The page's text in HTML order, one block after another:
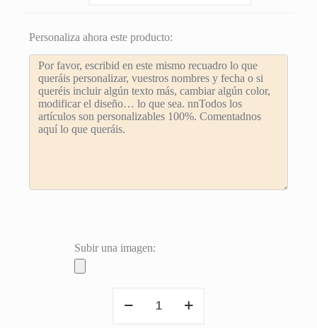
0,80€
hasta
0,95€
Personaliza ahora este producto:
Subir una imagen: